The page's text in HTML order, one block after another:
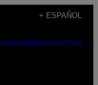
+ ESPAÑOL
SUBSCRIBENEWSLETTER